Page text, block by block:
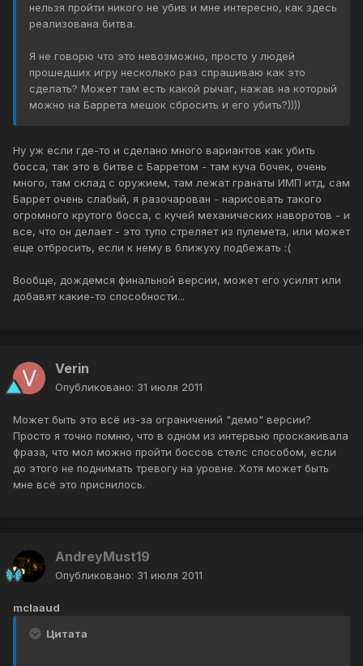
нельзя пройти никого не убив и мне интересно, как здесь
реализована битва.
Я не говорю что это невозможно, просто у людей
прошедших игру несколько раз спрашиваю как это
сделать? Может там есть какой рычаг, нажав на который
можно на Баррета мешок сбросить и его убить?))))
Ну уж если где-то и сделано много вариантов как убить
босса, так это в битве с Барретом - там куча бочек, очень
много, там склад с оружием, там лежат гранаты ИМП итд, сам
Баррет очень слабый, я разочарован - нарисовать такого
огромного крутого босса, с кучей механических наворотов - и
все, что он делает - это тупо стреляет из пулемета, или может
еще отбросить, если к нему в ближуху подбежать :(
Вообще, дождемся финальной версии, может его усилят или
добавят какие-то способности...
Verin
Опубликовано: 31 июля 2011
Может быть это всё из-за ограничений "демо" версии?
Просто я точно помню, что в одном из интервью проскакивала
фраза, что мол можно пройти боссов стелс способом, если
до этого не поднимать тревогу на уровне. Хотя может быть
мне всё это приснилось.
AndreyMust19
Опубликовано: 31 июля 2011
mclaaud
Цитата